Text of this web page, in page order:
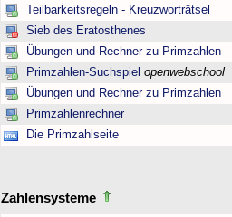
Teilbarkeitsregeln - Kreuzworträtsel
Sieb des Eratosthenes
Übungen und Rechner zu Primzahlen
Primzahlen-Suchspiel openwebschool
Übungen und Rechner zu Primzahlen
Primzahlenrechner
Die Primzahlseite
Zahlensysteme